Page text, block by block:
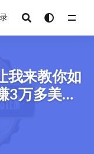
我来教你如
3万多美